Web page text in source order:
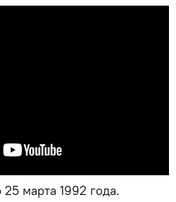
марта 1992 года.